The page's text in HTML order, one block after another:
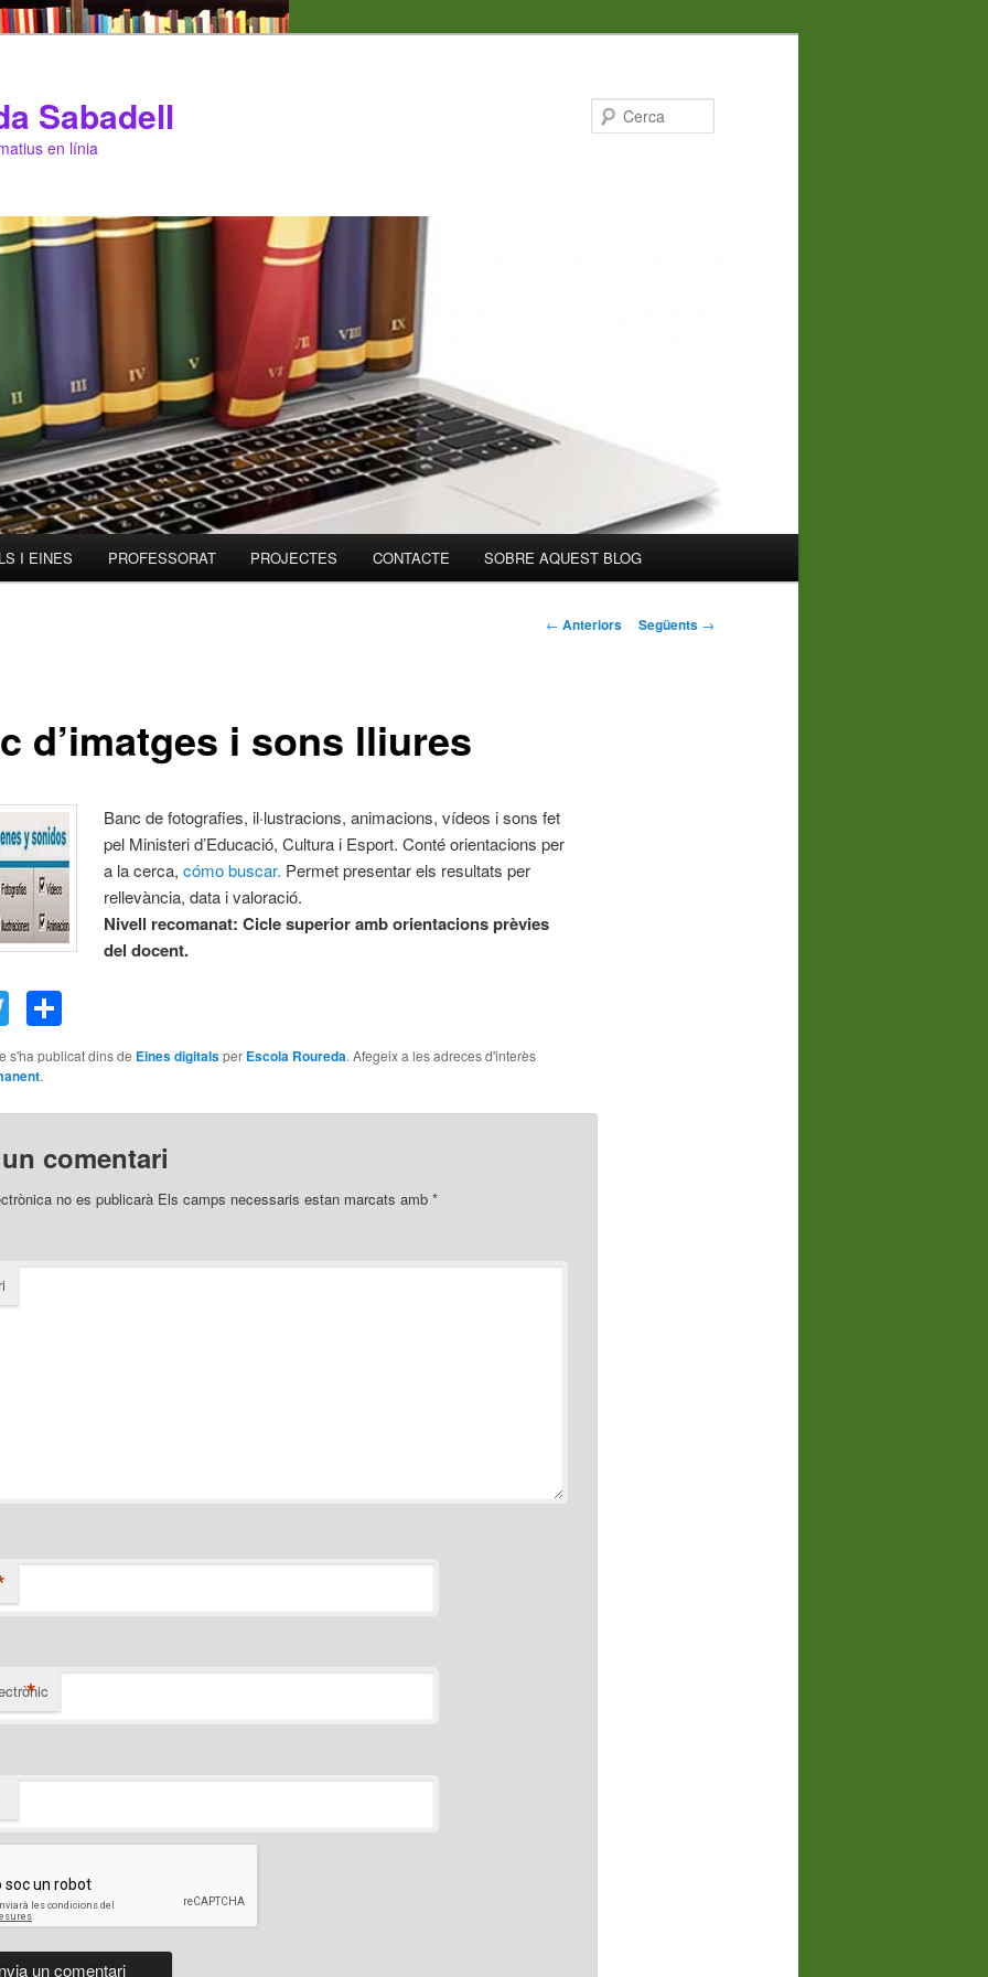
Sabadell
en línia
I EINES PROFESSORAT PROJECTES CONTACTE SOBRE AQUEST BLOG
Navegació
← Anteriors Següents →
d’imatges i sons lliures
Banc de fotografies, il·lustracions, animacions, vídeos i sons fet
pel Ministeri d’Educació, Cultura i Esport. Conté orientacions per
a la cerca,cómo buscar. Permet presentar els resultats per
rellevància, data i valoració.
Nivell recomanat: Cicle superior amb orientacions prèvies
del docent.
TwitterComparteix
s'ha publicat dins de Eines digitalsper Escola Roureda. Afegeix a les adreces d'interès
.
comentari
no es publicaràEls camps necessaris estan marcats amb *
*